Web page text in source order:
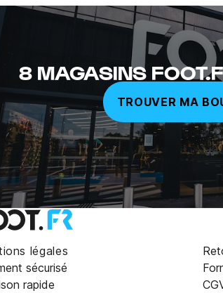
8 MAGASINS
TROUVER MA
légales
sécurisé
rapide